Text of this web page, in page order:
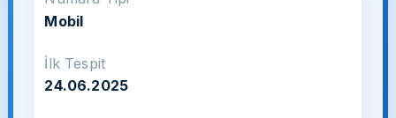
Mobil
İlk Tespit
24.06.2025